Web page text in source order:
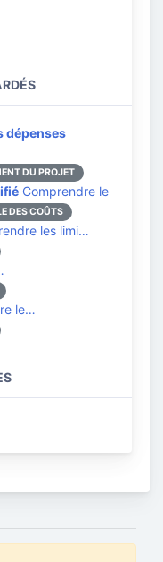
dépenses
DU PROJET
Comprendre le
DES COÛTS
les limi…
le…